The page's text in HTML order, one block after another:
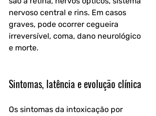
nervoso central e rins. Em casos
graves, pode ocorrer cegueira
irreversível, coma, dano neurológico
e morte.
Sintomas, latência e evolução clínica
Os sintomas da intoxicação por